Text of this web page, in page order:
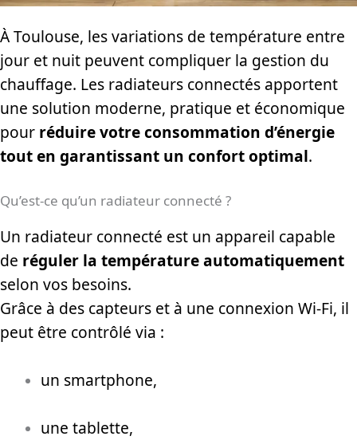
À Toulouse, les variations de température entre
jour et nuit peuvent compliquer la gestion du
chauffage. Les radiateurs connectés apportent
une solution moderne, pratique et économique
pour réduire votre consommation d’énergie
tout en garantissant un confort optimal.
Qu’est-ce qu’un radiateur connecté ?
Un radiateur connecté est un appareil capable
de réguler la température automatiquement
selon vos besoins.
Grâce à des capteurs et à une connexion Wi-Fi, il
peut être contrôlé via :
un smartphone,
une tablette,